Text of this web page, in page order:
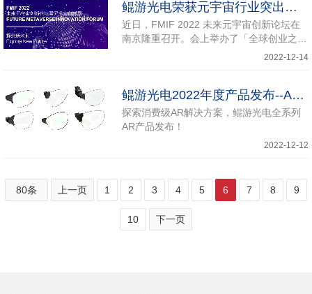
鲲游光电荣获元宇宙行业突出贡献奖
近日，FMIF 2022 未来元宇宙创新论坛在
南京隆重召开。会上举办了「全球创业之星
大赛」以及「未来元宇宙创新奖」颁奖盛
2022-12-14
鲲游光电2022年度产品发布--AR光波导序列篇
探索消费级AR解决方案，鲲游光电全系列
AR产品发布！
2022-12-12
80条 上一页 1 2 3 4 5 6 7 8 9
10 下一页